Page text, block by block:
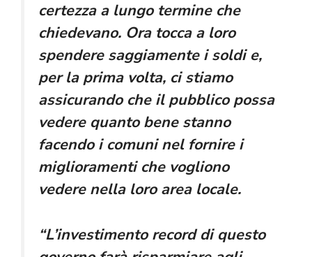
certezza a lungo termine che
chiedevano. Ora tocca a loro
spendere saggiamente i soldi e,
per la prima volta, ci stiamo
assicurando che il pubblico possa
vedere quanto bene stanno
facendo i comuni nel fornire i
miglioramenti che vogliono
vedere nella loro area locale.
“L’investimento record di questo